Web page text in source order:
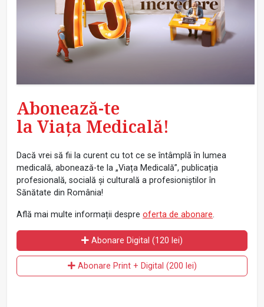
Abonează-te
la Viața Medicală!
Dacă vrei să fii la curent cu tot ce se întâmplă în lumea
medicală, abonează-te la „Viața Medicală”, publicația
profesională, socială și culturală a profesioniștilor în
Sănătate din România!
Află mai multe informații despre oferta de abonare.
Abonare Digital (120 lei)
Abonare Print + Digital (200 lei)